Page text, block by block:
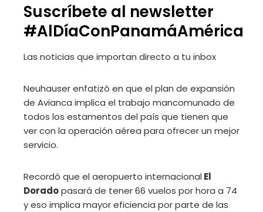
Suscríbete al newsletter
#AlDíaConPanamáAmérica
Las noticias que importan directo a tu inbox
Neuhauser enfatizó en que el plan de expansión
de Avianca implica el trabajo mancomunado de
todos los estamentos del país que tienen que
ver con la operación aérea para ofrecer un mejor
servicio.
Recordó que el aeropuerto internacional El
Doradopasará de tener 66 vuelos por hora a 74
y eso implica mayor eficiencia por parte de las